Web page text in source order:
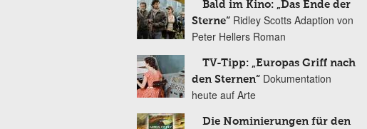
Bald im Kino: „Das Ende der
Sterne“ Ridley Scotts Adaption von
Peter Hellers Roman
TV-Tipp: „Europas Griff nach
den Sternen“ Dokumentation
heute auf Arte
Die Nominierungen für den